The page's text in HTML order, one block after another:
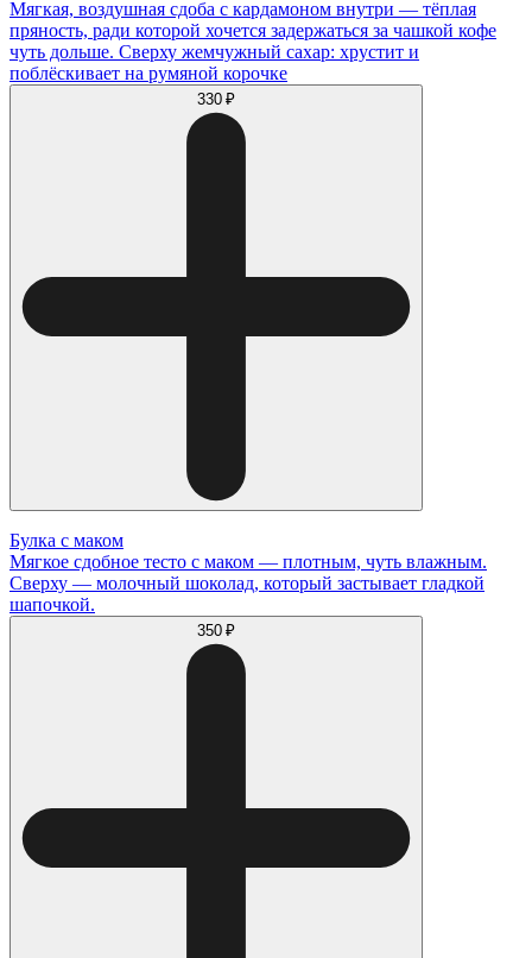
Мягкая, воздушная сдоба с кардамоном внутри — тёплая
пряность, ради которой хочется задержаться за чашкой кофе
чуть дольше. Сверху жемчужный сахар: хрустит и
поблёскивает на румяной корочке
330 ₽
Булка с маком
Мягкое сдобное тесто с маком — плотным, чуть влажным.
Сверху — молочный шоколад, который застывает гладкой
шапочкой.
350 ₽